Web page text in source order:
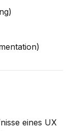
eines UX